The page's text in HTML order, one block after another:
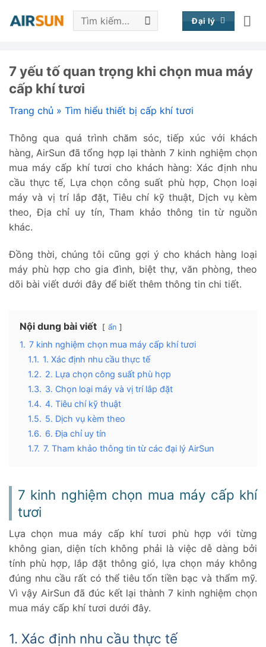
qua
Tìm
kiếm:
Đại lý
7 yếu tố quan trọng khi chọn mua máy
cấp khí tươi
Trang chủ » Tìm hiểu thiết bị cấp khí tươi
Thông qua quá trình chăm sóc, tiếp xúc với khách
hàng, AirSun đã tổng hợp lại thành 7 kinh nghiệm chọn
mua máy cấp khí tươi cho khách hàng: Xác định nhu
cầu thực tế, Lựa chọn công suất phù hợp, Chọn loại
máy và vị trí lắp đặt, Tiêu chí kỹ thuật, Dịch vụ kèm
theo, Địa chỉ uy tín, Tham khảo thông tin từ nguồn
khác.
Đồng thời, chúng tôi cũng gợi ý cho khách hàng loại
máy phù hợp cho gia đình, biệt thự, văn phòng, theo
dõi bài viết dưới đây để biết thêm thông tin chi tiết.
Nội dung bài viết ẩn
1. 7 kinh nghiệm chọn mua máy cấp khí tươi
1.1. 1. Xác định nhu cầu thực tế
1.2. 2. Lựa chọn công suất phù hợp
1.3. 3. Chọn loại máy và vị trí lắp đặt
1.4. 4. Tiêu chí kỹ thuật
1.5. 5. Dịch vụ kèm theo
1.6. 6. Địa chỉ uy tín
1.7. 7. Tham khảo thông tin từ các đại lý AirSun
3. Lợi ích khi chọn dùng máy cấp khí tươi
4.
Địa chỉ bán máy cấp khí tươi uy tín AirSun
không khí
4.2. Đánh giá tốt từ khách hàng
4.3.
Dịch vụ chăm sóc ấn tượng
7 kinh nghiệm chọn mua máy cấp khí
tươi
Lựa chọn mua máy cấp khí tươi phù hợp với từng
không gian, diện tích không phải là việc dễ dàng bởi
tính phù hợp, lắp đặt thông gió, lựa chọn máy không
đúng nhu cầu rất có thể tiêu tốn tiền bạc và thẩm mỹ.
Vì vậy AirSun đã đúc kết lại thành 7 kinh nghiệm chọn
mua máy cấp khí tươi dưới đây.
1. Xác định nhu cầu thực tế